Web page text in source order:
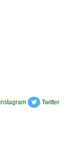
Instagram Twitter